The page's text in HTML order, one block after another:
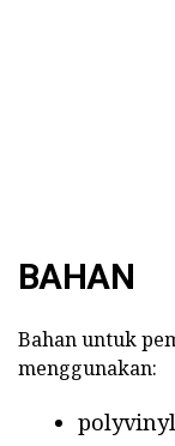
BAHAN
Bahan untuk
menggunakan: